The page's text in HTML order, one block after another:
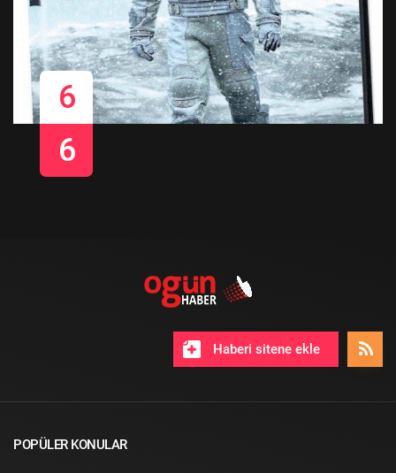
6
6
Haberi sitene ekle
POPÜLER KONULAR